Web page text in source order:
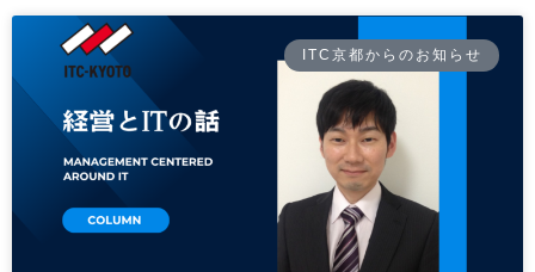
ITC京都からのお知らせ